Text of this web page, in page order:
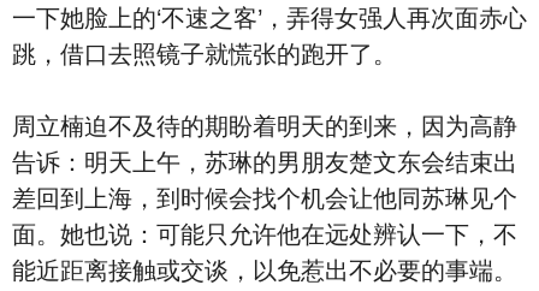
一下她脸上的‘不速之客’，弄得女强人再次面赤心
跳，借口去照镜子就慌张的跑开了。
周立楠迫不及待的期盼着明天的到来，因为高静
告诉：明天上午，苏琳的男朋友楚文东会结束出
差回到上海，到时候会找个机会让他同苏琳见个
面。她也说：可能只允许他在远处辨认一下，不
能近距离接触或交谈，以免惹出不必要的事端。